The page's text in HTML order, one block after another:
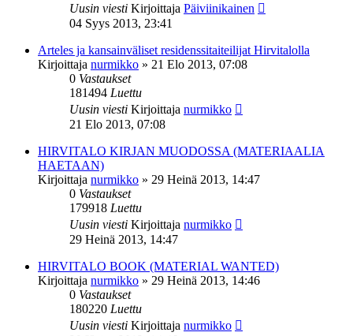
Uusin viesti Kirjoittaja Päiviinikainen
04 Syys 2013, 23:41
Arteles ja kansainväliset residenssitaiteilijat Hirvitalolla
Kirjoittaja nurmikko » 21 Elo 2013, 07:08
0 Vastaukset
181494 Luettu
Uusin viesti Kirjoittaja nurmikko
21 Elo 2013, 07:08
HIRVITALO KIRJAN MUODOSSA (MATERIAALIA
HAETAAN)
Kirjoittaja nurmikko » 29 Heinä 2013, 14:47
0 Vastaukset
179918 Luettu
Uusin viesti Kirjoittaja nurmikko
29 Heinä 2013, 14:47
HIRVITALO BOOK (MATERIAL WANTED)
Kirjoittaja nurmikko » 29 Heinä 2013, 14:46
0 Vastaukset
180220 Luettu
Uusin viesti Kirjoittaja nurmikko